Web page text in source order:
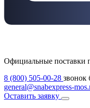
Официальные поставки
8 (800) 505-00-28 звонок
general@snabexpress-
Оставить заявку